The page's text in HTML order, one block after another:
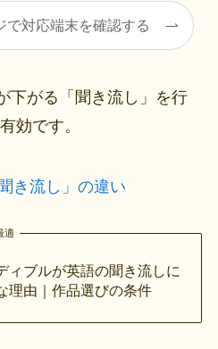
で対応端末を確認する
下がる「聞き流し」を行
効です。
き流し」の違い
適
ィブルが英語の聞き流しに
理由｜作品選びの条件